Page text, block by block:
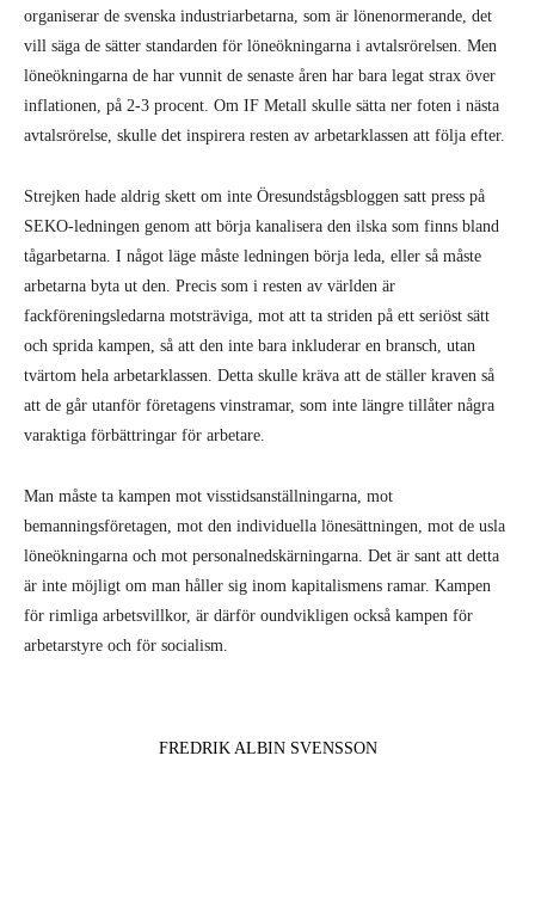
organiserar de svenska industriarbetarna, som är lönenormerande, det
vill säga de sätter standarden för löneökningarna i avtalsrörelsen. Men
löneökningarna de har vunnit de senaste åren har bara legat strax över
inflationen, på 2-3 procent. Om IF Metall skulle sätta ner foten i nästa
avtalsrörelse, skulle det inspirera resten av arbetarklassen att följa efter.
Strejken hade aldrig skett om inte Öresundstågsbloggen satt press på
SEKO-ledningen genom att börja kanalisera den ilska som finns bland
tågarbetarna. I något läge måste ledningen börja leda, eller så måste
arbetarna byta ut den. Precis som i resten av världen är
fackföreningsledarna motsträviga, mot att ta striden på ett seriöst sätt
och sprida kampen, så att den inte bara inkluderar en bransch, utan
tvärtom hela arbetarklassen. Detta skulle kräva att de ställer kraven så
att de går utanför företagens vinstramar, som inte längre tillåter några
varaktiga förbättringar för arbetare.
Man måste ta kampen mot visstidsanställningarna, mot
bemanningsföretagen, mot den individuella lönesättningen, mot de usla
löneökningarna och mot personalnedskärningarna. Det är sant att detta
är inte möjligt om man håller sig inom kapitalismens ramar. Kampen
för rimliga arbetsvillkor, är därför oundvikligen också kampen för
arbetarstyre och för socialism.
FREDRIK ALBIN SVENSSON